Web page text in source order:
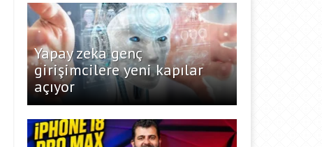
Yapay zeka genç
girişimcilere yeni kapılar
açıyor